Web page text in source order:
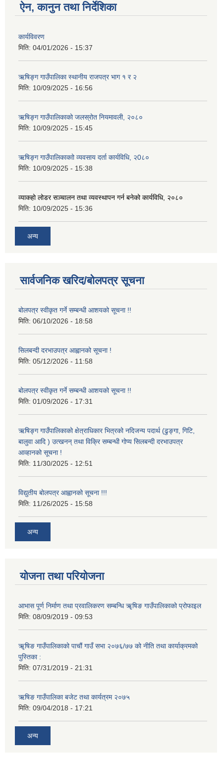
ऐन, कानुन तथा निर्देशिका
कार्यविवरण
मिति: 04/01/2026 - 15:37
ऋषिङ्ग गाउँपालिका स्थानीय राजपत्र भाग १ र २
मिति: 10/09/2025 - 16:56
ऋषिङ्ग गाउँपालिकाको जलस्रोत नियमावली, २०८०
मिति: 10/09/2025 - 15:45
ऋषिङ्ग गाउँपालिकाकाो व्यवसाय दर्ता कार्यविधि, २0८०
मिति: 10/09/2025 - 15:38
व्याकहो लोडर सञ्चालन तथा व्यवस्थापन गर्न बनेको कार्यविधि, २०८०
मिति: 10/09/2025 - 15:36
अन्य
सार्वजनिक खरिद/बोलपत्र सूचना
बोलपत्र स्वीकृत गर्ने सम्बन्धी आशयको सूचना !!
मिति: 06/10/2026 - 18:58
सिलबन्दी दरभाउपत्र आह्वानको सूचना !
मिति: 05/12/2026 - 11:58
बोलपत्र स्वीकृत गर्ने सम्बन्धी आशयको सूचना !!
मिति: 01/09/2026 - 17:31
ऋषिङ्ग गाउँपालिकाको क्षेत्राधिकार भित्रको नदिजन्य पदार्थ (ढुङ्गा, गिटि,
बालुवा आदि ) उत्खनन् तथा विक्रि सम्बन्धी गोप्य सिलबन्दी दरभाउपत्र
आव्हानको सूचना !
मिति: 11/30/2025 - 12:51
विद्युतीय बोलपत्र आह्वानको सूचना !!!
मिति: 11/26/2025 - 15:58
अन्य
योजना तथा परियोजना
आभास पूर्ण निर्माण तथा प्रवालिकरण सम्बन्धि ॠषिङ गाउँपालिकाको प्रोफाइल
मिति: 08/09/2019 - 09:53
ॠषिङ गाउँपालिकाको पाचौं गाउँ सभा २०७६/७७ को नीति तथा कार्याक्रमको
पुस्तिका :
मिति: 07/31/2019 - 21:31
ऋषिङ गाउँपालिका बजेट तथा कार्यत्रम २०७५
मिति: 09/04/2018 - 17:21
अन्य